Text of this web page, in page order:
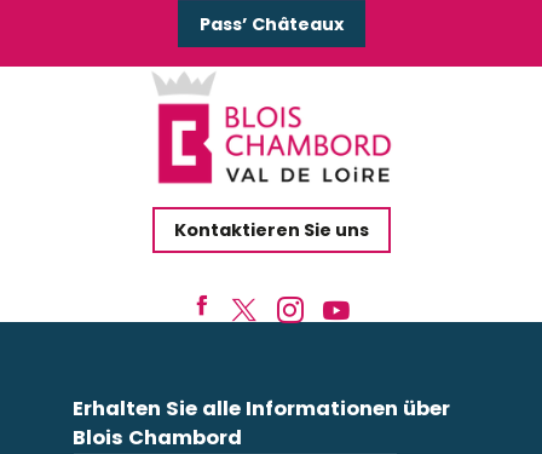
Pass’ Châteaux
Kontaktieren Sie uns
Erhalten Sie alle Informationen über
Blois Chambord